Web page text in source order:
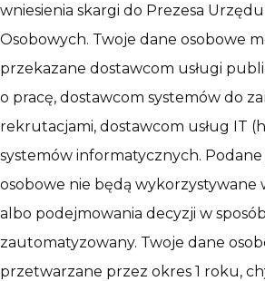
wniesienia skargi do Prezesa
Osobowych. Twoje dane osobowe
przekazane dostawcom usługi
o pracę, dostawcom systemów do
rekrutacjami, dostawcom usług IT
systemów informatycznych.
osobowe nie będą wykorzystywane
albo podejmowania decyzji w sposób
zautomatyzowany. Twoje dane
przetwarzane przez okres 1 roku,